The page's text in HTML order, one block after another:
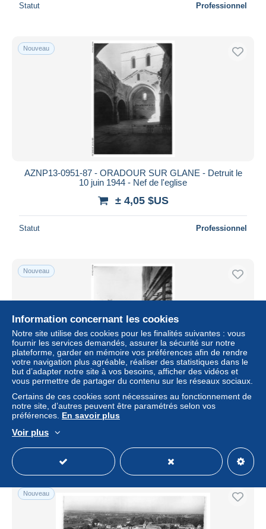
Statut Professionnel
Nouveau
AZNP13-0951-87 - ORADOUR SUR GLANE - Detruit le
10 juin 1944 - Nef de l'eglise
± 4,05 $US
Statut Professionnel
Nouveau
AZNP13-0949-87 - ORADOUR SUR GLANE - Detruit le
10 juin 1944 - La grande rue
± 4,05 $US
Statut Professionnel
Nouveau
Information concernant les cookies
Notre site utilise des cookies pour les finalités suivantes : vous
fournir les services demandés, assurer la sécurité sur notre
plateforme, garder en mémoire vos préférences afin de rendre
votre navigation plus agréable, réaliser des statistiques dans le
but d’adapter notre site à vos besoins, afficher des vidéos et
vous permettre de partager du contenu sur les réseaux sociaux.
Certains de ces cookies sont nécessaires au fonctionnement de
notre site, d’autres peuvent être paramétrés selon vos
préférences. En savoir plus
Voir plus